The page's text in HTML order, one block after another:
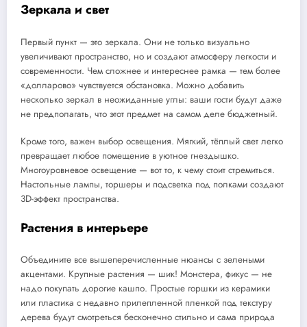
Зеркала и свет
Первый пункт — это зеркала. Они не только визуально
увеличивают пространство, но и создают атмосферу легкости и
современности. Чем сложнее и интереснее рамка — тем более
«долларово» чувствуется обстановка. Можно добавить
несколько зеркал в неожиданные углы: ваши гости будут даже
не предполагать, что этот предмет на самом деле бюджетный.
Кроме того, важен выбор освещения. Мягкий, тёплый свет легко
превращает любое помещение в уютное гнездышко.
Многоуровневое освещение — вот то, к чему стоит стремиться.
Настольные лампы, торшеры и подсветка под полками создают
3D-эффект пространства.
Растения в интерьере
Объедините все вышеперечисленные нюансы с зелеными
акцентами. Крупные растения — шик! Монстера, фикус — не
надо покупать дорогие кашпо. Простые горшки из керамики
или пластика с недавно прилепленной пленкой под текстуру
дерева будут смотреться бесконечно стильно и сама природа